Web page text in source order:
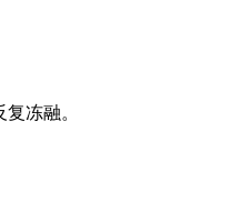
冻融。